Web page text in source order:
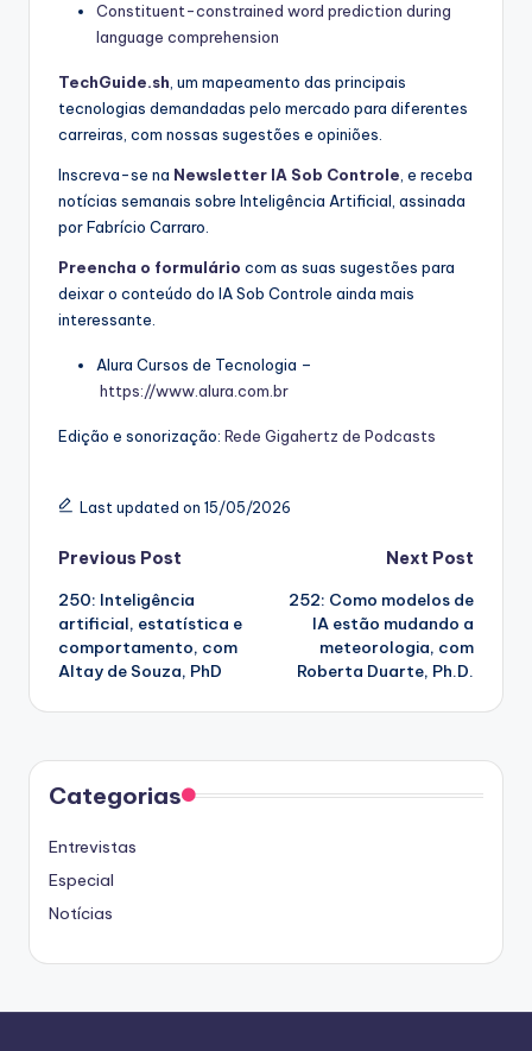
Constituent-constrained word prediction during
language comprehension
TechGuide.sh , um mapeamento das principais
tecnologias demandadas pelo mercado para diferentes
carreiras, com nossas sugestões e opiniões.
Inscreva-se na Newsletter IA Sob Controle , e receba
notícias semanais sobre Inteligência Artificial, assinada
por Fabrício Carraro.
Preencha o formulário com as suas sugestões para
deixar o conteúdo do IA Sob Controle ainda mais
interessante.
Alura Cursos de Tecnologia –
https://www.alura.com.br
Edição e sonorização: Rede Gigahertz de Podcasts
Last updated on 15/05/2026
Post
navigation
Previous Post
250: Inteligência
artificial, estatística e
comportamento, com
Altay de Souza, PhD
Next Post
252: Como modelos de
IA estão mudando a
meteorologia, com
Roberta Duarte, Ph.D.
Categorias
Entrevistas
Especial
Notícias